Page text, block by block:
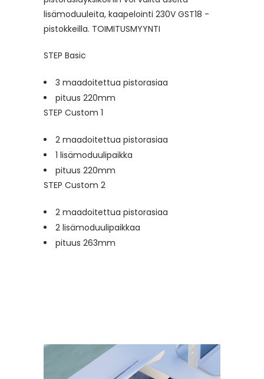
lisämoduuleita, kaapelointi 230V GST18 -
pistokkeilla. TOIMITUSMYYNTI
STEP Basic
3 maadoitettua pistorasiaa
pituus 220mm
STEP Custom 1
2 maadoitettua pistorasiaa
1 lisämoduulipaikka
pituus 220mm
STEP Custom 2
2 maadoitettua pistorasiaa
2 lisämoduulipaikkaa
pituus 263mm